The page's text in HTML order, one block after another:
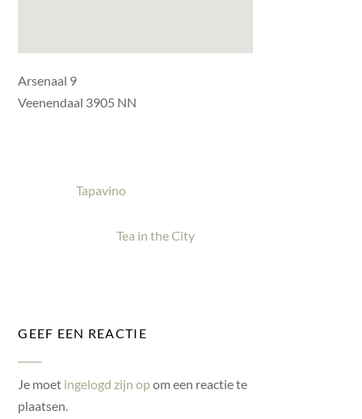
Arsenaal 9
Veenendaal 3905 NN
Tapavino
Tea in the City
GEEF EEN REACTIE
Je moet ingelogd zijn opom een reactie te
plaatsen.